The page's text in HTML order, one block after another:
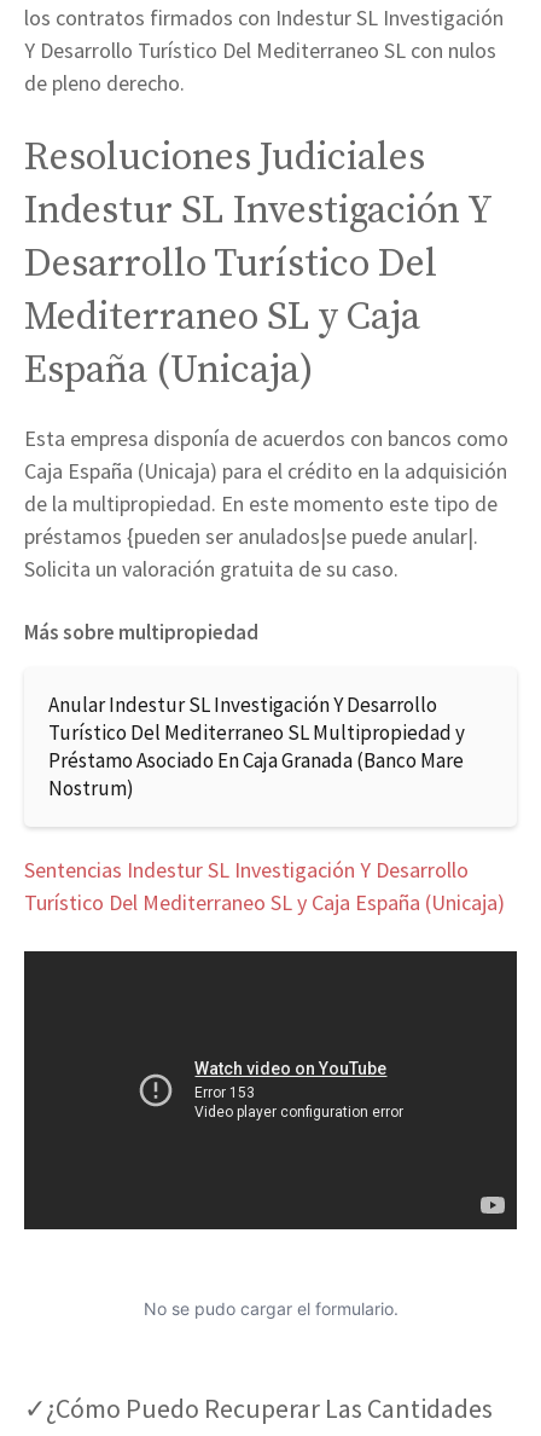
los contratos firmados con Indestur SL Investigación
Y Desarrollo Turístico Del Mediterraneo SL con nulos
de pleno derecho.
Resoluciones Judiciales
Indestur SL Investigación Y
Desarrollo Turístico Del
Mediterraneo SL y Caja
España (Unicaja)
Esta empresa disponía de acuerdos con bancos como
Caja España (Unicaja) para el crédito en la adquisición
de la multipropiedad. En este momento este tipo de
préstamos {pueden ser anulados|se puede anular|.
Solicita un valoración gratuita de su caso.
Más sobre multipropiedad
Anular Indestur SL Investigación Y Desarrollo
Turístico Del Mediterraneo SL Multipropiedad y
Préstamo Asociado En Caja Granada (Banco Mare
Nostrum)
Sentencias Indestur SL Investigación Y Desarrollo
Turístico Del Mediterraneo SL y Caja España (Unicaja)
No se pudo cargar el formulario.
✓¿Cómo Puedo Recuperar Las Cantidades